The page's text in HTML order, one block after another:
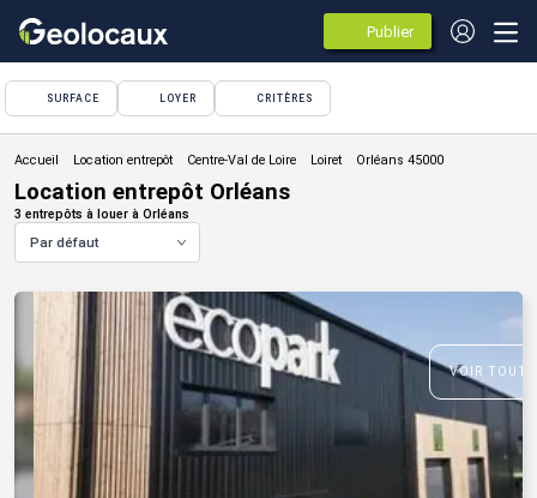
Publier
des
annonces
SURFACE LOYER CRITÈRES
Location entrepôt
Location entrepôt Orléans
3 entrepôts à louer à Orléans
Par défaut
VOIR